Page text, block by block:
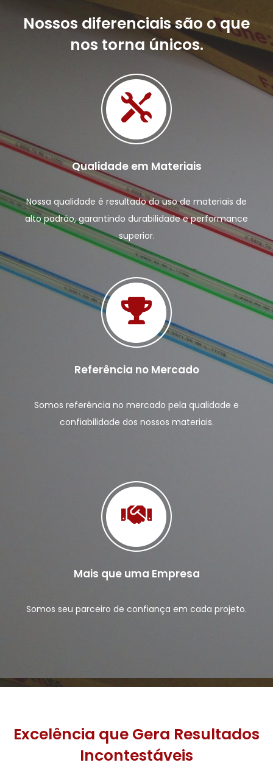
Nossos diferenciais são o que
nos torna únicos.
Qualidade em Materiais
Nossa qualidade é resultado do uso de materiais de
alto padrão, garantindo durabilidade e performance
superior.
Referência no Mercado
Somos referência no mercado pela qualidade e
confiabilidade dos nossos materiais.
Mais que uma Empresa
Somos seu parceiro de confiança em cada projeto.
Excelência que Gera Resultados
Incontestáveis